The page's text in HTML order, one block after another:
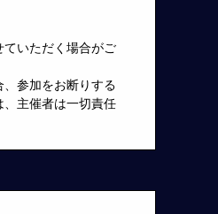
ていただく場合がご
参加をお断りする
主催者は一切責任